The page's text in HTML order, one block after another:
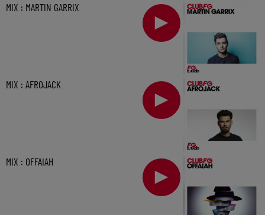
MIX : MARTIN GARRIX
MIX : AFROJACK
MIX : OFFAIAH